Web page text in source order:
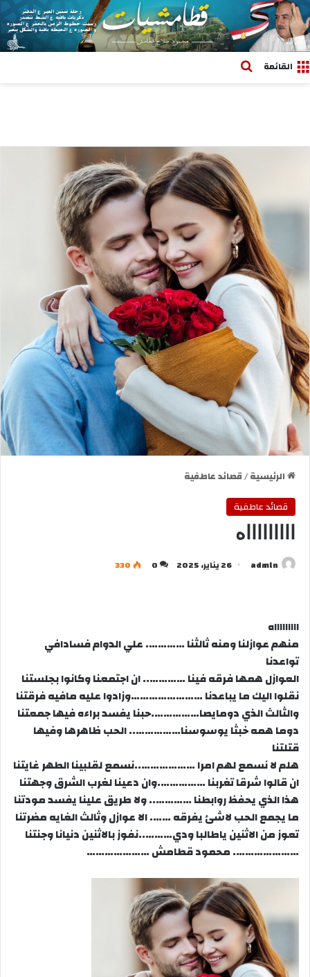
القائمة
الرئيسية/قصائد عاطفية
قصائد عاطفية
اااااااااه
admln 26 يناير، 2025 0
330
اااااااااه
منهم عوازلنا ومنه ثالثنا …………. علي الدوام فسادافي
تواعدنا
العوازل همها فرقه فينا ………….. ان اجتمعنا وكانوا بجلستنا
نقلوا اليك ما يباعدنا ……………………وزادوا عليه مافيه فرقتنا
والثالث الذي دومايصا…………….حبنا يفسد براءه فيها جمعتنا
دوما همه خبثا يوسوسنا…………….. الحب ظاهرها وفيها
قتلتنا
هلم لا نسمع لهم امرا ………………..نسمع لقلبينا الطهر غايتنا
ان قالوا شرقا تغربنا …………….وان دعينا لغرب الشرق وجهتنا
هذا الذي يحفظ روابطنا ………….. ولا طريق علينا يفسد مودتنا
ما يجمع الحب لاشئ يفرقه ……. الا عوازل وثالث الغايه مضرتنا
تعوز من الاثنين ياطالبا ودي………..نفوز بالاثنين دنيانا وجنتنا
…………………. محمود قطامش …………………